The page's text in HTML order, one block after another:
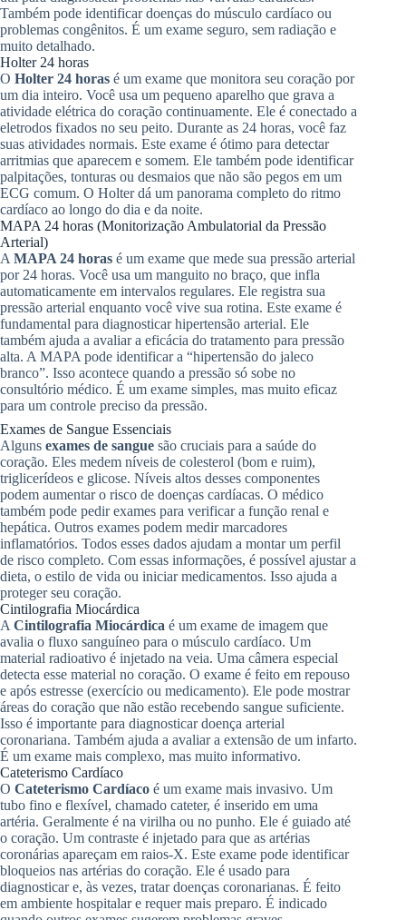
Também pode identificar doenças do músculo cardíaco ou
problemas congênitos. É um exame seguro, sem radiação e
muito detalhado.
Holter 24 horas
O Holter 24 horas é um exame que monitora seu coração por
um dia inteiro. Você usa um pequeno aparelho que grava a
atividade elétrica do coração continuamente. Ele é conectado a
eletrodos fixados no seu peito. Durante as 24 horas, você faz
suas atividades normais. Este exame é ótimo para detectar
arritmias que aparecem e somem. Ele também pode identificar
palpitações, tonturas ou desmaios que não são pegos em um
ECG comum. O Holter dá um panorama completo do ritmo
cardíaco ao longo do dia e da noite.
MAPA 24 horas (Monitorização Ambulatorial da Pressão
Arterial)
A MAPA 24 horas é um exame que mede sua pressão arterial
por 24 horas. Você usa um manguito no braço, que infla
automaticamente em intervalos regulares. Ele registra sua
pressão arterial enquanto você vive sua rotina. Este exame é
fundamental para diagnosticar hipertensão arterial. Ele
também ajuda a avaliar a eficácia do tratamento para pressão
alta. A MAPA pode identificar a “hipertensão do jaleco
branco”. Isso acontece quando a pressão só sobe no
consultório médico. É um exame simples, mas muito eficaz
para um controle preciso da pressão.
Exames de Sangue Essenciais
Alguns exames de sangue são cruciais para a saúde do
coração. Eles medem níveis de colesterol (bom e ruim),
triglicerídeos e glicose. Níveis altos desses componentes
podem aumentar o risco de doenças cardíacas. O médico
também pode pedir exames para verificar a função renal e
hepática. Outros exames podem medir marcadores
inflamatórios. Todos esses dados ajudam a montar um perfil
de risco completo. Com essas informações, é possível ajustar a
dieta, o estilo de vida ou iniciar medicamentos. Isso ajuda a
proteger seu coração.
Cintilografia Miocárdica
A Cintilografia Miocárdica é um exame de imagem que
avalia o fluxo sanguíneo para o músculo cardíaco. Um
material radioativo é injetado na veia. Uma câmera especial
detecta esse material no coração. O exame é feito em repouso
e após estresse (exercício ou medicamento). Ele pode mostrar
áreas do coração que não estão recebendo sangue suficiente.
Isso é importante para diagnosticar doença arterial
coronariana. Também ajuda a avaliar a extensão de um infarto.
É um exame mais complexo, mas muito informativo.
Cateterismo Cardíaco
O Cateterismo Cardíaco é um exame mais invasivo. Um
tubo fino e flexível, chamado cateter, é inserido em uma
artéria. Geralmente é na virilha ou no punho. Ele é guiado até
o coração. Um contraste é injetado para que as artérias
coronárias apareçam em raios-X. Este exame pode identificar
bloqueios nas artérias do coração. Ele é usado para
diagnosticar e, às vezes, tratar doenças coronarianas. É feito
em ambiente hospitalar e requer mais preparo. É indicado